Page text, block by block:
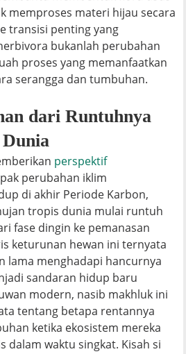
memproses materi hijau secara
transisi penting yang
bukanlah perubahan
proses yang memanfaatkan
serangga dan tumbuhan.
dari Runtuhnya
perspektif
perubahan iklim
di akhir Periode Karbon,
tropis dunia mulai runtuh
fase dingin ke pemanasan
keturunan hewan ini ternyata
lama menghadapi hancurnya
sandaran hidup baru
modern, nasib makhluk ini
tentang betapa rentannya
ketika ekosistem mereka
dalam waktu singkat. Kisah si